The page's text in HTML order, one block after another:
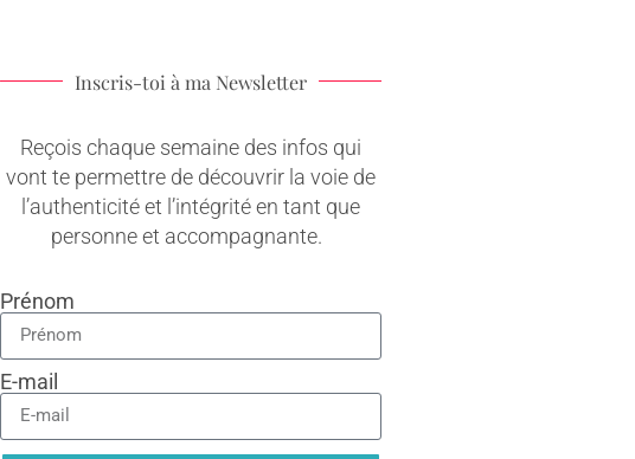
Inscris-toi à ma Newsletter
Reçois chaque semaine des infos qui
vont te permettre de découvrir la voie de
l’authenticité et l’intégrité en tant que
personne et accompagnante.
Prénom
E-mail